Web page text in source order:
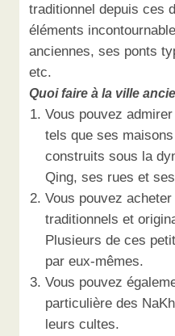
traditionnel depuis ces
éléments
anciennes, ses ponts
etc.
Quoi faire à la ville
Vous pouvez
tels que ses
construits sous la
Qing, ses rues et
Vous pouvez
traditionnels et
Plusieurs de ces
par eux-mêmes.
Vous pouvez
particulière des
leurs cultes.